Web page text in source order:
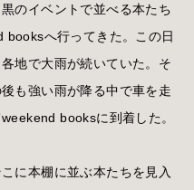
のイベントで並べる本たち
booksへ行ってきた。この日
地で大雨が続いていた。そ
も強い雨が降る中で車を走
booksに到着した。
に本棚に並ぶ本たちを見入